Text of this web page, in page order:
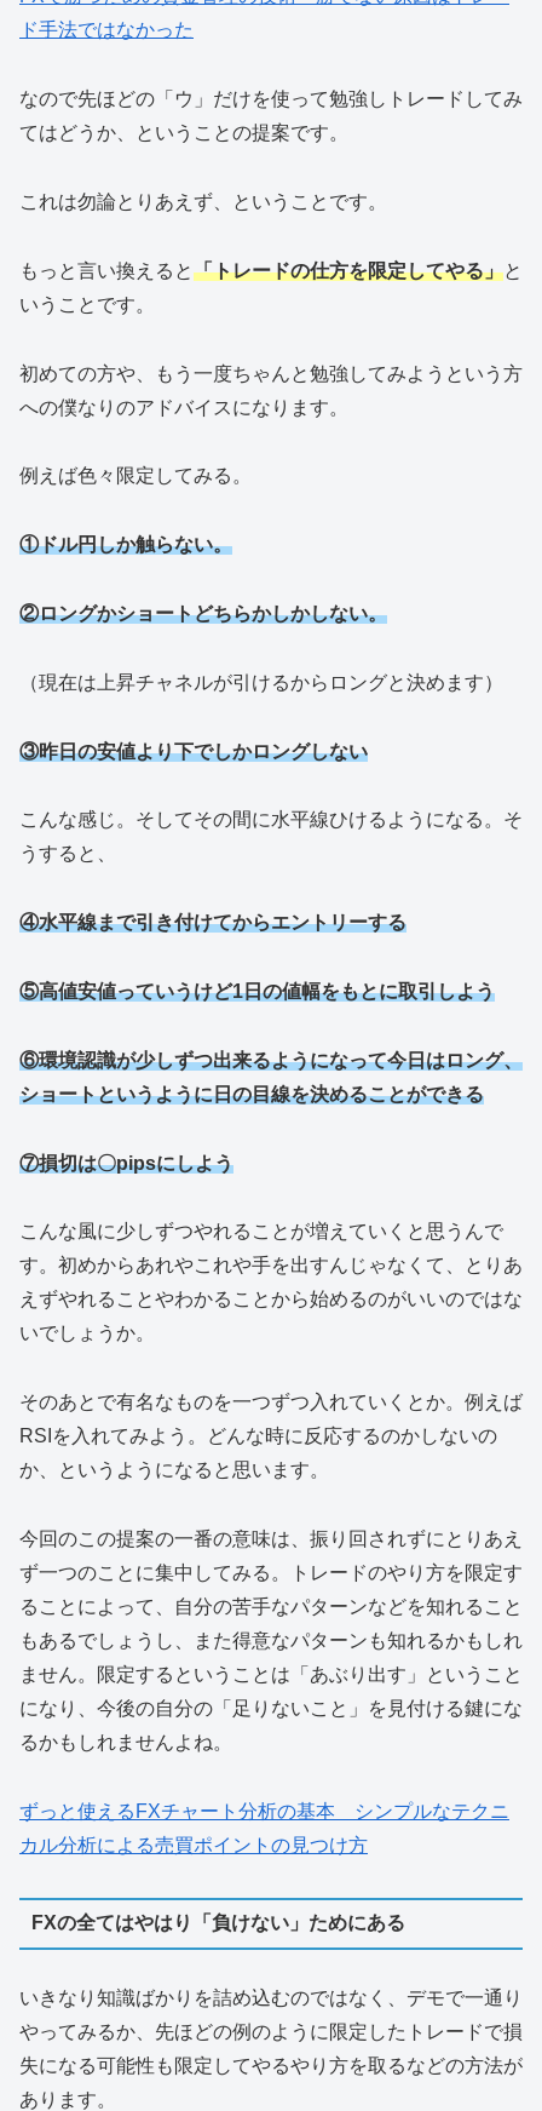
ド手法ではなかった
なので先ほどの「ウ」だけを使って勉強しトレードしてみ
てはどうか、ということの提案です。
これは勿論とりあえず、ということです。
もっと言い換えると「トレードの仕方を限定してやる」と
いうことです。
初めての方や、もう一度ちゃんと勉強してみようという方
への僕なりのアドバイスになります。
例えば色々限定してみる。
①ドル円しか触らない。
②ロングかショートどちらかしかしない。
（現在は上昇チャネルが引けるからロングと決めます）
③昨日の安値より下でしかロングしない
こんな感じ。そしてその間に水平線ひけるようになる。そ
うすると、
④水平線まで引き付けてからエントリーする
⑤高値安値っていうけど1日の値幅をもとに取引しよう
⑥環境認識が少しずつ出来るようになって今日はロング、
ショートというように日の目線を決めることができる
⑦損切は〇pipsにしよう
こんな風に少しずつやれることが増えていくと思うんで
す。初めからあれやこれや手を出すんじゃなくて、とりあ
えずやれることやわかることから始めるのがいいのではな
いでしょうか。
そのあとで有名なものを一つずつ入れていくとか。例えば
RSIを入れてみよう。どんな時に反応するのかしないの
か、というようになると思います。
今回のこの提案の一番の意味は、振り回されずにとりあえ
ず一つのことに集中してみる。トレードのやり方を限定す
ることによって、自分の苦手なパターンなどを知れること
もあるでしょうし、また得意なパターンも知れるかもしれ
ません。限定するということは「あぶり出す」ということ
になり、今後の自分の「足りないこと」を見付ける鍵にな
るかもしれませんよね。
ずっと使えるFXチャート分析の基本 シンプルなテクニ
カル分析による売買ポイントの見つけ方
FXの全てはやはり「負けない」ためにある
いきなり知識ばかりを詰め込むのではなく、デモで一通り
やってみるか、先ほどの例のように限定したトレードで損
失になる可能性も限定してやるやり方を取るなどの方法が
あります。